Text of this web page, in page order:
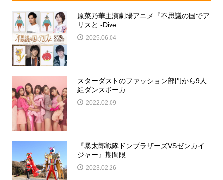
原菜乃華主演劇場アニメ『不思議の国でア
リスと -Dive ...
2025.06.04
スターダストのファッション部門から9人
組ダンスボーカ...
2022.02.09
『暴太郎戦隊ドンブラザーズVSゼンカイ
ジャー』期間限...
2023.02.26